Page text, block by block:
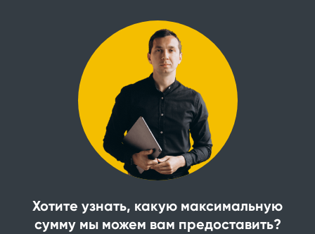
Хотите узнать, какую максимальную
сумму мы можем вам предоставить?